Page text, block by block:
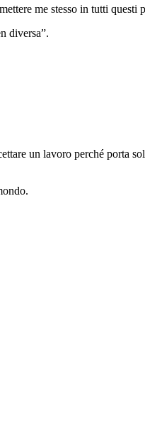
me stesso in tutti questi
diversa”.
un lavoro perché porta